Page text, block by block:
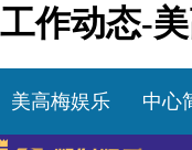
工作动态-
美高梅娱乐 中心